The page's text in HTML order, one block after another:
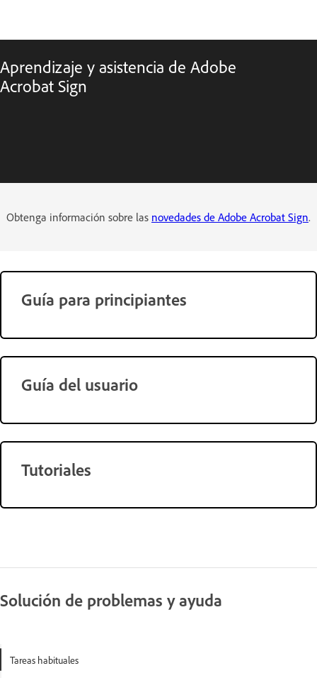
Aprendizaje y asistencia de Adobe
Acrobat Sign
Obtenga información sobre las novedades de Adobe Acrobat Sign.
Guía para principiantes
Guía del usuario
Tutoriales
Solución de problemas y ayuda
Tareas habituales